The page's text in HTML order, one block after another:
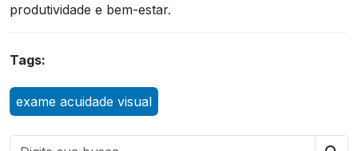
produtividade e bem-estar.
Tags:
exame acuidade visual